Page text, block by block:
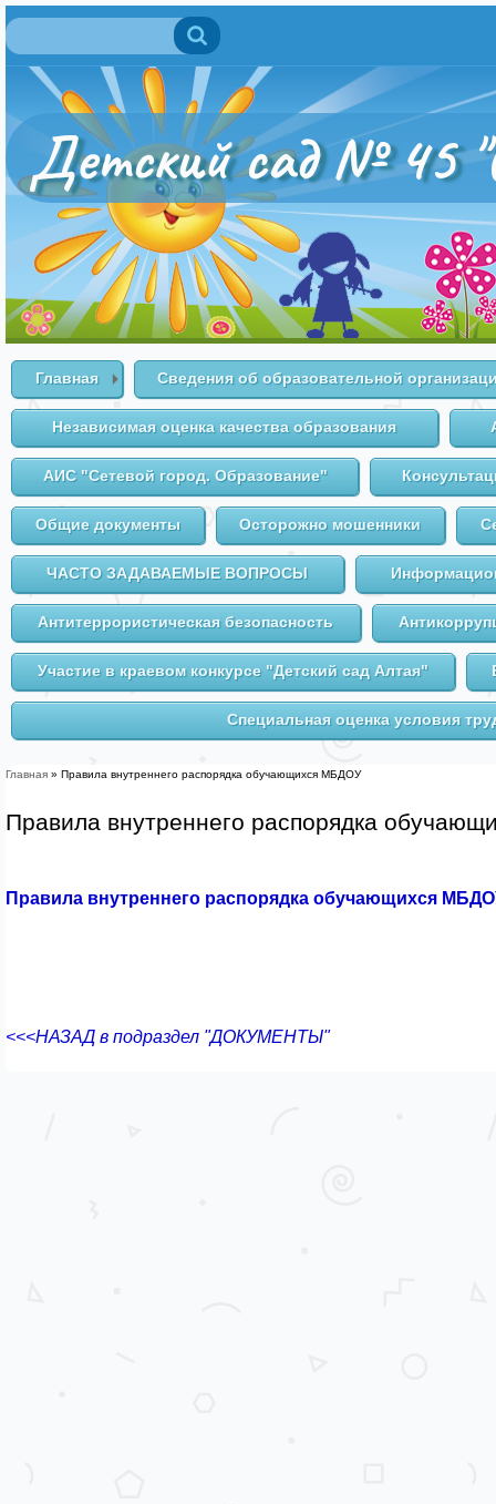
Форма поиска
Поиск
Детский сад № 45
Главная Сведения об образовательной
Независимая оценка качества образования
АИС "Сетевой город. Образование"
Общие документы Осторожно мошенники
ЧАСТО ЗАДАВАЕМЫЕ ВОПРОСЫ
Антитеррористическая безопасность
Участие в краевом конкурсе "Детский сад Алтая"
Специальная оценка условия
Главная » Правила внутреннего распорядка обучающихся МБДОУ
Правила внутреннего распорядка
Правила внутреннего распорядка обучающихся
<<<НАЗАД в подраздел "ДОКУМЕНТЫ"